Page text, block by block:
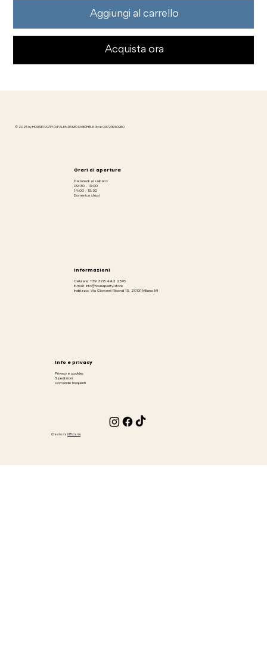
Aggiungi al carrello
Acquista ora
© 2025 by HOUSE PARTY DI FALEN RAMOS MICHELE P.iva: 09721640960
Orari di apertura
Dal lunedì al sabato:
09:30 - 13:00
14:00 - 19:30
Domenica chiusi
Informazioni
Cellulare: +39 328 442 2576
E-mail: info@houseparty.store
Indirizzo: Via Giovanni Ricordi 13, 20131 Milano MI
Info e privacy
Privacy e cookies
Spedizioni
Domande frequenti
Creato da Ufficiami